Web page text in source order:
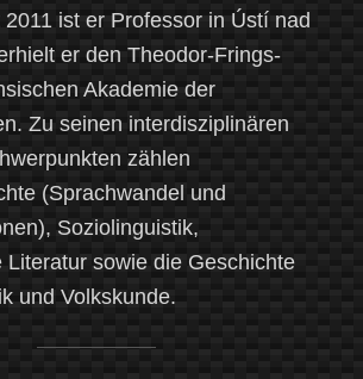
ist er Professor in Ústí nad
er den Theodor-Frings-
Akademie der
Zu seinen interdisziplinären
zählen
(Sprachwandel und
Soziolinguistik,
Literatur sowie die Geschichte
und Volkskunde.